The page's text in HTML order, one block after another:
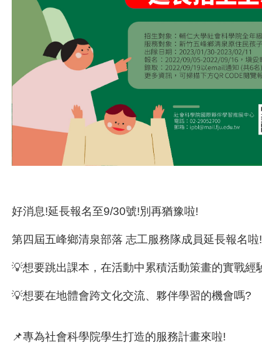
好消息!延長報名至9/30號!別再猶豫啦!
第四屆五峰鄉清泉部落 志工服務隊成員延長報名啦
💡想要跳出課本，在活動中累積活動策畫的實戰經
💡想要在地體會跨文化交流、夥伴學習的機會嗎?
📌專為社會科學院學生打造的服務計畫來啦!